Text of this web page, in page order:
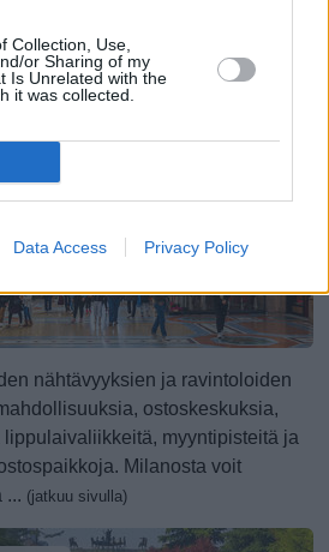
Collection, Use,
or Sharing of my
Is Unrelated with the
it was collected.
Data Access Privacy Policy
ja kuumat kesäsäät eivät
ihanteellisinta lomakohdetta
ja
nähtävyyksien ja ravintoloiden
ostoskeskuksia,
myyntipisteitä ja
Milanosta voit
... (jatkuu sivulla)